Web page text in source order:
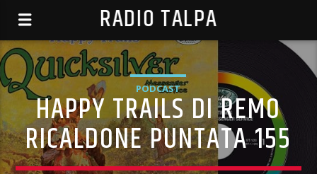
RADIO TALPA
PODCAST
HAPPY TRAILS DI REMO
RICALDONE PUNTATA 155